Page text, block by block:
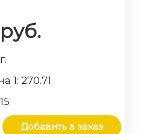
руб.
1: 270.71
15
Добавить в заказ